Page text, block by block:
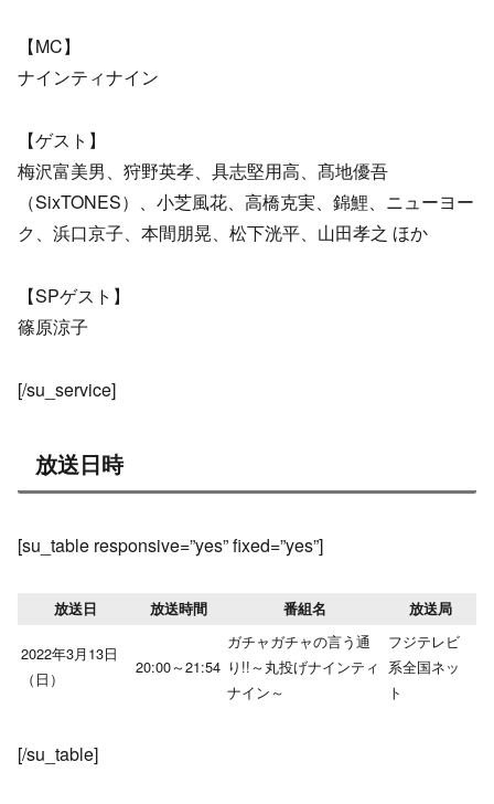
【MC】
ナインティナイン
【ゲスト】
梅沢富美男、狩野英孝、具志堅用高、髙地優吾
（SixTONES）、小芝風花、高橋克実、錦鯉、ニューヨー
ク、浜口京子、本間朋晃、松下洸平、山田孝之 ほか
【SPゲスト】
篠原涼子
[/su_service]
放送日時
[su_table responsive=”yes” fixed=”yes”]
放送日 放送時間 番組名 放送局
2022年3月13日
（日）
20:00～21:54
ガチャガチャの言う通
り!!～丸投げナインティ
ナイン～
フジテレビ
系全国ネッ
ト
[/su_table]